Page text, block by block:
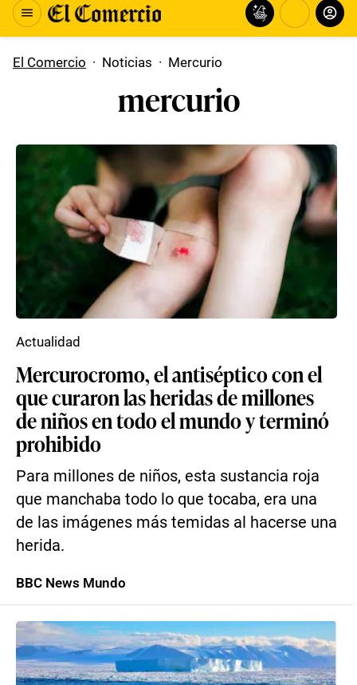
El Comercio · Noticias · Mercurio
mercurio
Mercurocromo, el antiséptico con el
que curaron las heridas de millones
de niños en todo el mundo y terminó
prohibido
Para millones de niños, esta sustancia roja
que manchaba todo lo que tocaba, era una
de las imágenes más temidas al hacerse una
herida.
Actualidad
BBC News Mundo